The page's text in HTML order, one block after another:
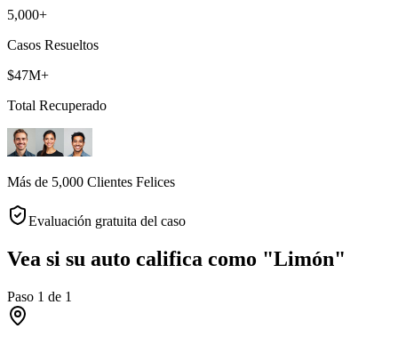
5,000+
Casos Resueltos
$47M+
Total Recuperado
Más de 5,000 Clientes Felices
Evaluación gratuita del caso
Vea si su auto califica como "Limón"
Paso 1 de 1